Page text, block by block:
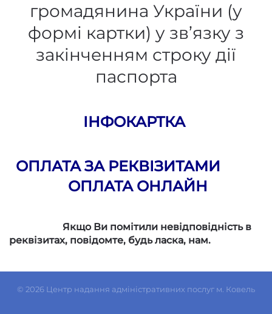
громадянина України (у
формі картки) у зв’язку з
закінченням строку дії
паспорта
ІНФОКАРТКА
ОПЛАТА ЗА РЕКВІЗИТАМИ
ОПЛАТА ОНЛАЙН
Якщо Ви помітили невідповідність в
реквізитах, повідомте, будь ласка, нам.
© 2026 Центр надання адміністративних послуг м. Ковель